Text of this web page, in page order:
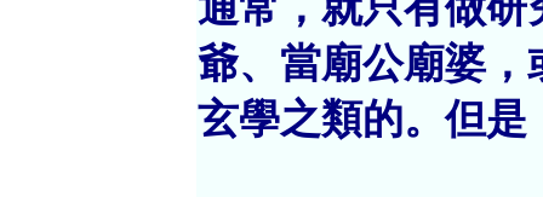
爺、當廟公廟婆
玄學之類的。但